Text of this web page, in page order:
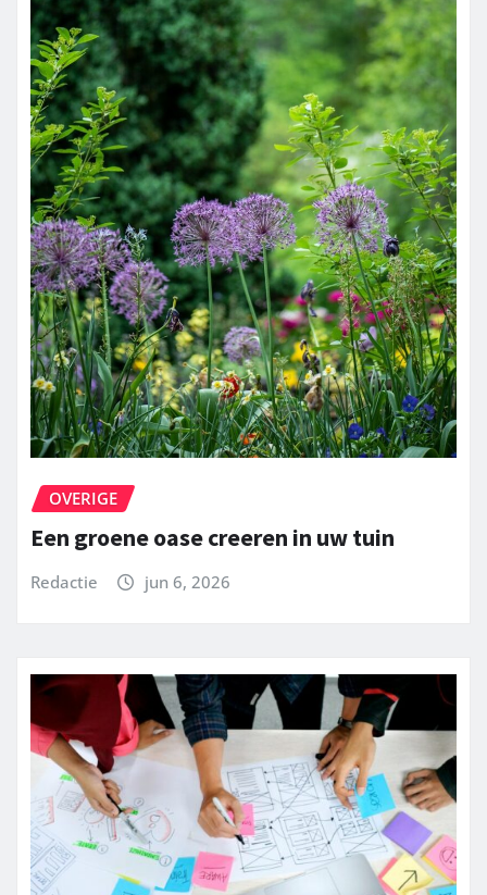
OVERIGE
Een groene oase creeren in uw tuin
Redactie jun 6, 2026